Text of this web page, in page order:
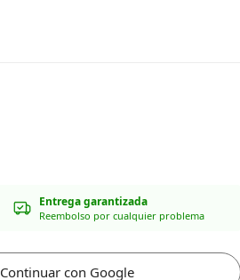
Entrega garantizada
Reembolso por cualquier problema
Continuar con Google